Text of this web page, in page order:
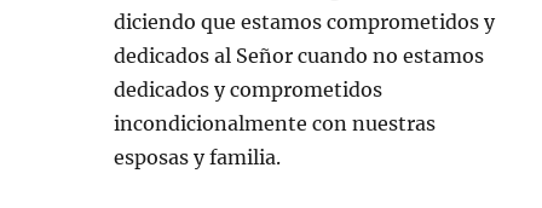
diciendo que estamos comprometidos y
dedicados al Señor cuando no estamos
dedicados y comprometidos
incondicionalmente con nuestras
esposas y familia.